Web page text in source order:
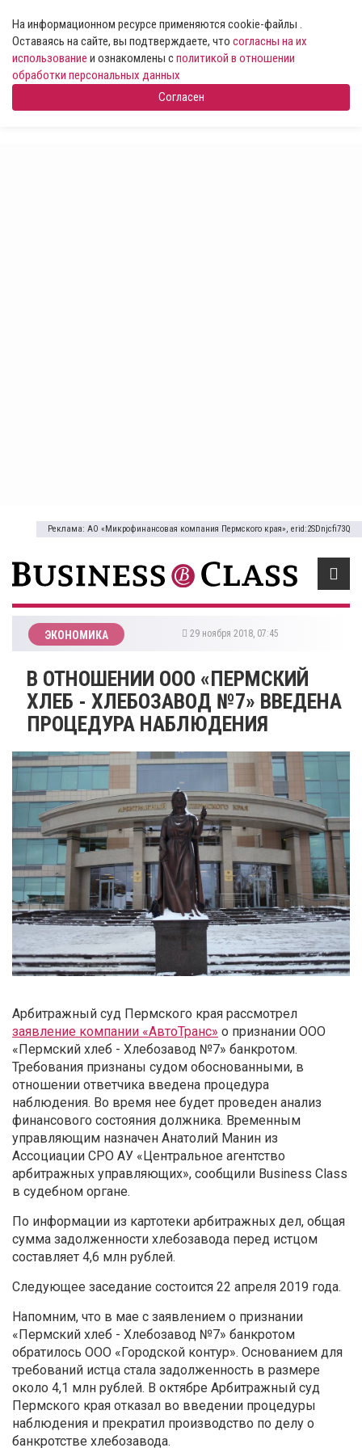
На информационном ресурсе применяются cookie-файлы .
Оставаясь на сайте, вы подтверждаете, что согласны на их
использование и ознакомлены сполитикой в отношении
обработки персональных данных
Согласен
Реклама: АО «Микрофинансовая компания Пермского края», erid:2SDnjcfi73Q
ЭКОНОМИКА 29 ноября 2018, 07:45
В ОТНОШЕНИИ ООО «ПЕРМСКИЙ
ХЛЕБ - ХЛЕБОЗАВОД №7» ВВЕДЕНА
ПРОЦЕДУРА НАБЛЮДЕНИЯ
Арбитражный суд Пермского края рассмотрел
заявление компании «АвтоТранс» о признании ООО
«Пермский хлеб - Хлебозавод №7» банкротом.
Требования признаны судом обоснованными, в
отношении ответчика введена процедура
наблюдения. Во время нее будет проведен анализ
финансового состояния должника. Временным
управляющим назначен Анатолий Манин из
Ассоциации СРО АУ «Центральное агентство
арбитражных управляющих», сообщили Business Class
в судебном органе.
По информации из картотеки арбитражных дел, общая
сумма задолженности хлебозавода перед истцом
составляет 4,6 млн рублей.
Следующее заседание состоится 22 апреля 2019 года.
Напомним, что в мае с заявлением о признании
«Пермский хлеб - Хлебозавод №7» банкротом
обратилось ООО «Городской контур». Основанием для
требований истца стала задолженность в размере
около 4,1 млн рублей. В октябре Арбитражный суд
Пермского края отказал во введении процедуры
наблюдения и прекратил производство по делу о
банкротстве хлебозавода.